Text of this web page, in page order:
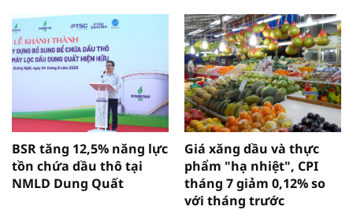
BSR tăng 12,5% năng lực
tồn chứa dầu thô tại
NMLD Dung Quất
Giá xăng dầu và thực
phẩm "hạ nhiệt", CPI
tháng 7 giảm 0,12% so
với tháng trước